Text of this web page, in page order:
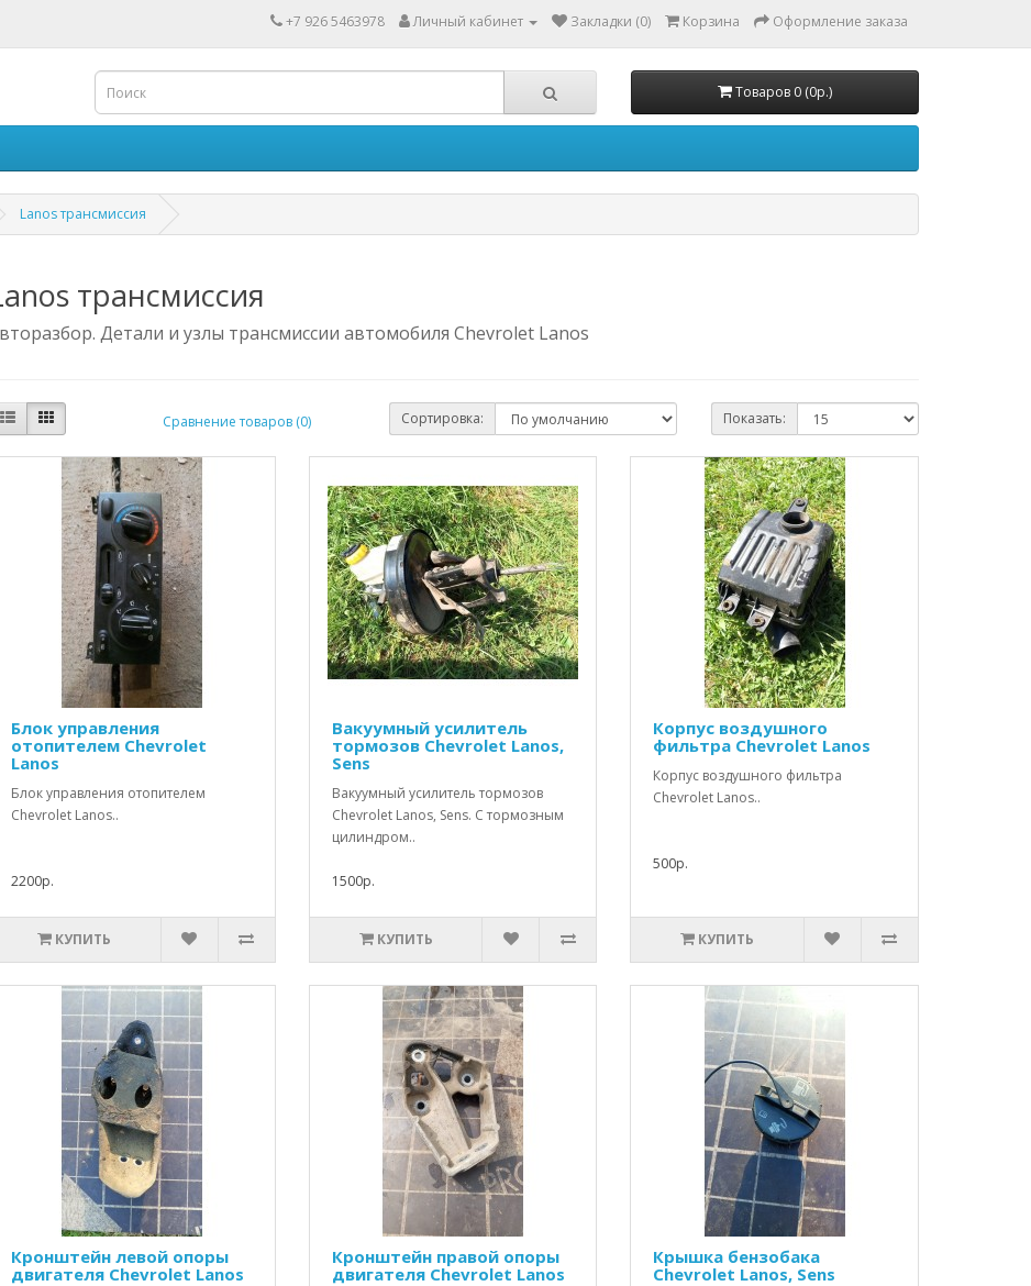
+7 926 5463978 Личный кабинет Закладки (0) Корзина Оформление заказа
Товаров 0 (0р.)
Lanos трансмиссия
трансмиссия
Детали и узлы трансмиссии автомобиля Chevrolet Lanos
Сравнение товаров (0) Сортировка: Показать:
Блок управления
отопителем Chevrolet
Lanos
Блок управления отопителем
Chevrolet Lanos..
2200р.
КУПИТЬ
Вакуумный усилитель
тормозов Chevrolet Lanos,
Sens
Вакуумный усилитель тормозов
Chevrolet Lanos, Sens. С тормозным
цилиндром..
1500р.
КУПИТЬ
Корпус воздушного
фильтра Chevrolet Lanos
Корпус воздушного фильтра
Chevrolet Lanos..
500р.
КУПИТЬ
Кронштейн левой опоры
двигателя Chevrolet Lanos
Кронштейн правой опоры
двигателя Chevrolet Lanos
Крышка бензобака
Chevrolet Lanos, Sens